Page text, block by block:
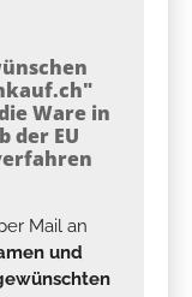
Ware in
der EU
Mail an
und